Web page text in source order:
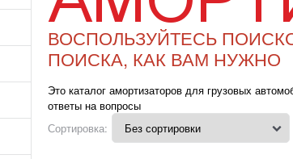
ВОСПОЛЬЗУЙТЕСЬ
ПОИСКА, КАК ВАМ НУЖНО
Это каталог амортизаторов для грузовых
ответы на вопросы
Сортировка: